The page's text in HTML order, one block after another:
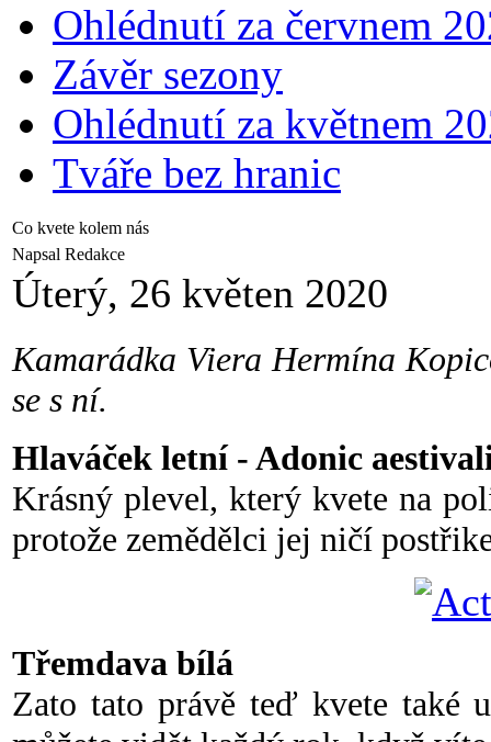
Ohlédnutí za červnem
Závěr sezony
Ohlédnutí za květnem
Tváře bez hranic
Co kvete kolem nás
Napsal Redakce
Úterý, 26 květen 2020
Kamarádka Viera Hermína
se s ní.
Hlaváček letní - Adonic
Krásný plevel, který kvete na
protože zemědělci jej ničí
Třemdava bílá
Zato tato právě teď kvete také